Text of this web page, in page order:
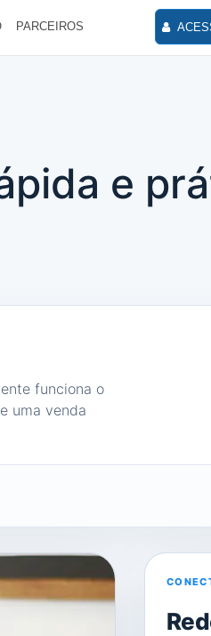
PARCEIROS
e
funciona o
uma venda